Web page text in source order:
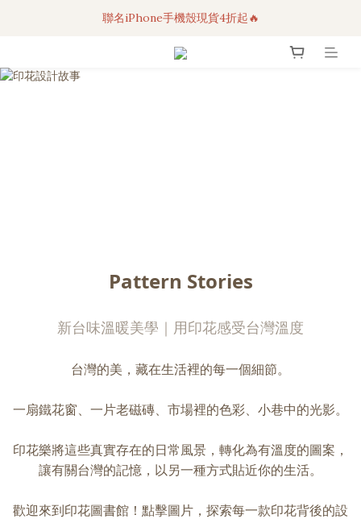
3C科技好物｜任選2件95折！
聯名iPhone手機殼現貨4折起🔥
超人氣聯名自動傘任2件9折！
Pattern Stories
新台味溫暖美學｜用印花感受台灣溫度
台灣的美，藏在生活裡的每一個細節。
一扇鐵花窗、一片老磁磚、市場裡的色彩、小巷中的光影。
印花樂將這些真實存在的日常風景，轉化為有溫度的圖案，
讓有關台灣的記憶，以另一種方式貼近你的生活。
歡迎來到印花圖書館！點擊圖片，探索每一款印花背後的設